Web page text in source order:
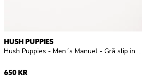
HUSH PUPPIES
Hush Puppies - Men´s Manuel - Grå slip in tofflor i filt
650 KR